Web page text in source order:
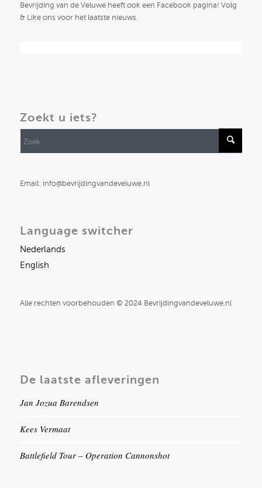
Bevrijding van de Veluwe heeft ook een Facebook pagina! Volg
& Like ons voor het laatste nieuws.
Zoekt u iets?
Email: info@bevrijdingvandeveluwe.nl
Language switcher
Nederlands
English
Alle rechten voorbehouden © 2024 Bevrijdingvandeveluwe.nl
De laatste afleveringen
Jan Jozua Barendsen
Kees Vermaat
Battlefield Tour – Operation Cannonshot